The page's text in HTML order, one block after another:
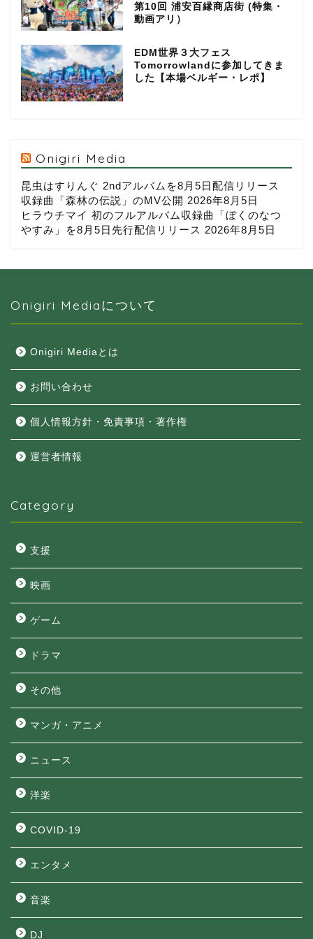
第10回 浦安百縁商店街 (特集・
動画アリ）
EDM世界３大フェス
Tomorrowlandに参加してきま
した【本場ベルギー・レポ】
Onigiri Media
昆虫はすりんぐ 2ndアルバムを8月5日配信リリース
収録曲「森林の伝説」のMV公開 2026年8月5日
ヒラウチマイ 初のフルアルバム収録曲「ぼくのなつ
やすみ」を8月5日先行配信リリース 2026年8月5日
Onigiri Mediaについて
Onigiri Mediaとは
お問い合わせ
個人情報方針・免責事項・著作権
運営者情報
Category
支援
映画
ゲーム
ドラマ
その他
マンガ・アニメ
ニュース
洋楽
COVID-19
エンタメ
音楽
DJ